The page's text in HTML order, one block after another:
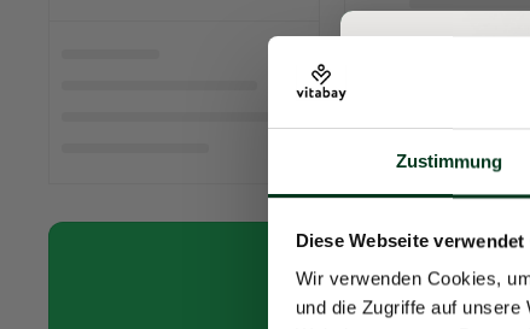
Zustimmung
Diese Webseite
Wir verwenden Cookies,
und die Zugriffe auf